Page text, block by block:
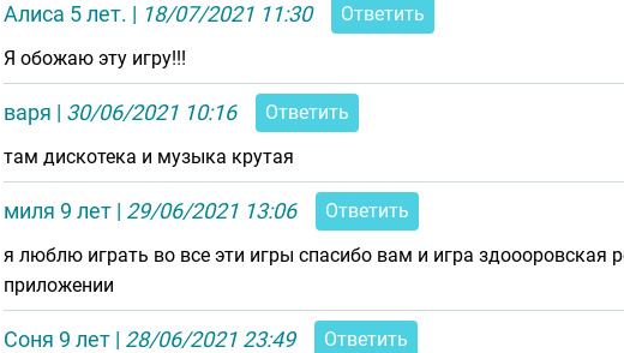
Алиса 5 лет. | 18/07/2021 11:30
Ответить
Я обожаю эту игру!!!
варя | 30/06/2021 10:16
Ответить
там дискотека и музыка крутая
миля 9 лет | 29/06/2021 13:06
Ответить
я люблю играть во все эти игры спасибо вам и игра здоооровская
приложении
Соня 9 лет | 28/06/2021 23:49
Ответить